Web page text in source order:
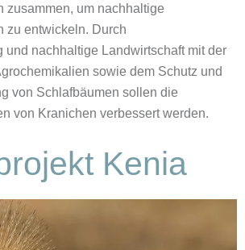
zusammen, um nachhaltige
zu entwickeln. Durch
und nachhaltige Landwirtschaft mit der
sowie dem Schutz und
von Schlafbäumen sollen die
von Kranichen verbessert werden.
Kenia